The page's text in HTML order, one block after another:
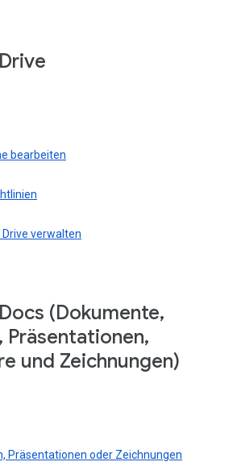
bearbeiten
Drive verwalten
(Dokumente,
Präsentationen,
und Zeichnungen)
Präsentationen oder Zeichnungen